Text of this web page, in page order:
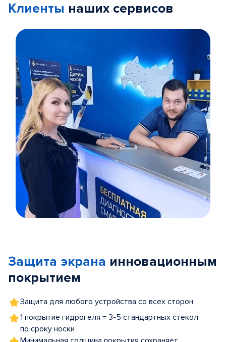
Клиенты наших сервисов
5
Защита экрана инновационным
покрытием
Защита для любого устройства со всех сторон
1 покрытие гидрогеля = 3-5 стандартных стекол
по сроку носки